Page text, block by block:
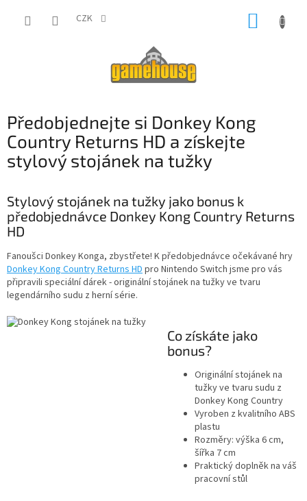
CZK
Předobjednejte si Donkey Kong
Country Returns HD a získejte
stylový stojánek na tužky
Stylový stojánek na tužky jako bonus k
předobjednávce Donkey Kong Country Returns
HD
Fanoušci Donkey Konga, zbystřete! K předobjednávce očekávané hry
Donkey Kong Country Returns HD pro Nintendo Switch jsme pro vás
připravili speciální dárek - originální stojánek na tužky ve tvaru
legendárního sudu z herní série.
Co získáte jako
bonus?
Originální stojánek na
tužky ve tvaru sudu z
Donkey Kong Country
Vyroben z kvalitního ABS
plastu
Rozměry: výška 6 cm,
šířka 7 cm
Praktický doplněk na váš
pracovní stůl